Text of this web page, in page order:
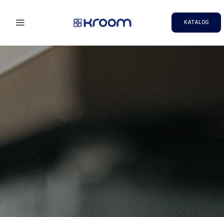
KATALOG